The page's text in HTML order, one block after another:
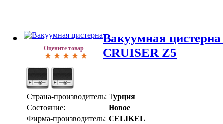
Оцените товар
Вакуумная
CRUISER Z5
Страна-производитель: Турция
Состояние:
Новое
Фирма-производитель: CELIKEL